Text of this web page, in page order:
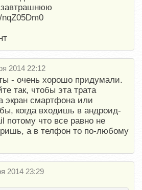
2014 22:12
- очень хорошо придумали.
так, чтобы эта трата
экран смартфона или
когда входишь в андроид-
потому что все равно не
а в телфон то по-любому
2014 23:29